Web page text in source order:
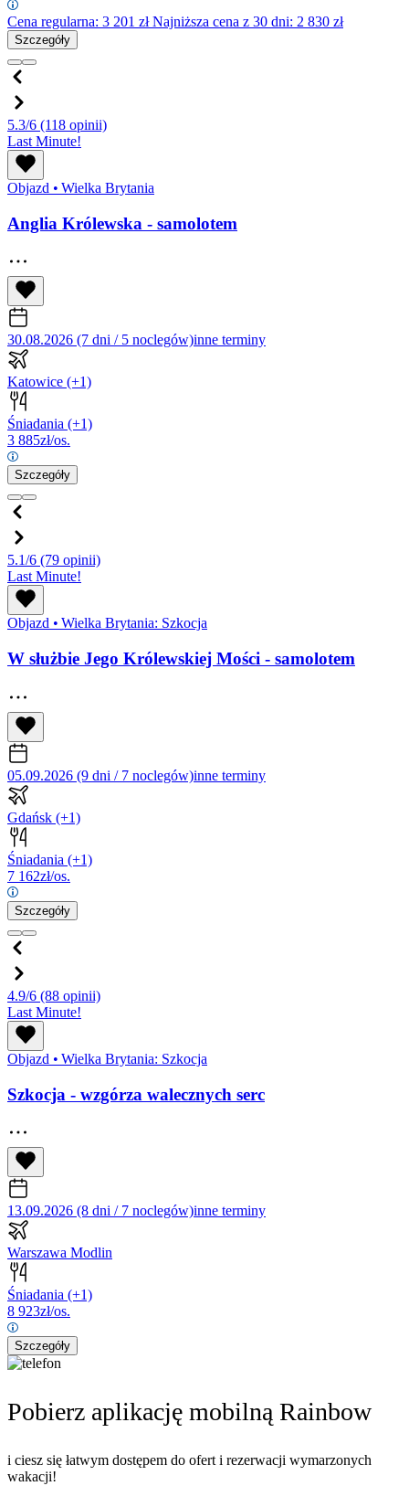
Cena regularna: 3 201 złNajniższa cena z 30 dni: 2 830 zł
Szczegóły
5.3/6 (118 opinii)
Last Minute!
Objazd • Wielka Brytania
Anglia Królewska - samolotem
30.08.2026 (7 dni / 5 noclegów)inne terminy
Katowice (+1)
Śniadania (+1)
3 885zł/os.
Szczegóły
5.1/6 (79 opinii)
Last Minute!
Objazd • Wielka Brytania: Szkocja
W służbie Jego Królewskiej Mości - samolotem
05.09.2026 (9 dni / 7 noclegów)inne terminy
Gdańsk (+1)
Śniadania (+1)
7 162zł/os.
Szczegóły
4.9/6 (88 opinii)
Last Minute!
Objazd • Wielka Brytania: Szkocja
Szkocja - wzgórza walecznych serc
13.09.2026 (8 dni / 7 noclegów)inne terminy
Warszawa Modlin
Śniadania (+1)
8 923zł/os.
Szczegóły
Pobierz aplikację mobilną Rainbow
i ciesz się łatwym dostępem do ofert i rezerwacji wymarzonych
wakacji!